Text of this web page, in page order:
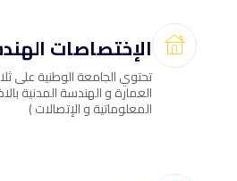
الإختصاصات
تحتوي الجامعة الوطنية على
العمارة و الهندسة المدنية
المعلوماتية و الإتصالات )